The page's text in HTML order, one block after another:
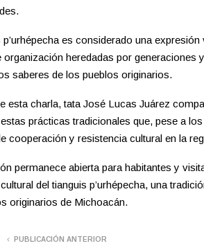
p’urhépecha es considerado una
heredadas por generaciones
saberes de los pueblos originarios.
esta charla, tata José Lucas Juárez
prácticas tradicionales que, pese a
cooperación y resistencia cultural en la
permanece abierta para habitantes y
del tianguis p’urhépecha, una
originarios de Michoacán.
PUBLICACIÓN ANTERIOR